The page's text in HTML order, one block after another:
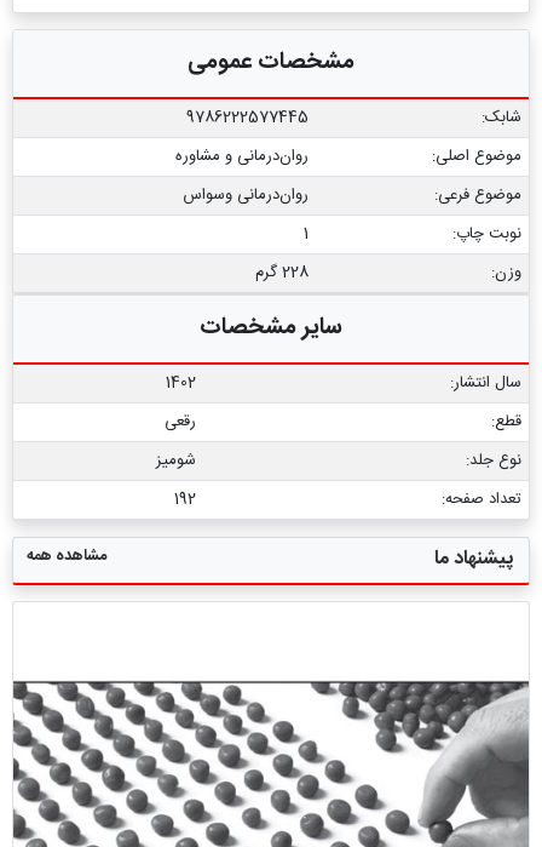
مشخصات عمومی
شابک:
9786222577445
موضوع اصلی:
روان‌درمانی و مشاوره
موضوع فرعی:
روان‌درمانی وسواس
نوبت چاپ:
1
وزن:
228 گرم
سایر مشخصات
سال انتشار:
1402
قطع:
رقعی
نوع جلد:
شومیز
تعداد صفحه:
192
پیشنهاد ما مشاهده همه